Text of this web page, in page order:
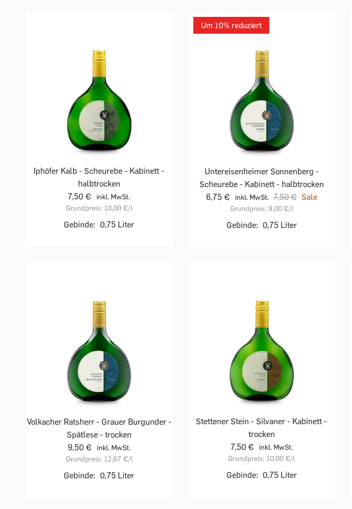
Iphöfer Kalb - Scheurebe - Kabinett -
halbtrocken
7,50 €
inkl. MwSt.
Grundpreis: 10,00 €/l
Gebinde: 0,75 Liter
Um 10% reduziert
Untereisenheimer Sonnenberg -
Scheurebe - Kabinett - halbtrocken
6,75 €
inkl. MwSt. 7,50 € Sale
Grundpreis: 9,00 €/l
Gebinde: 0,75 Liter
Volkacher Ratsherr - Grauer Burgunder -
Spätlese - trocken
9,50 €
inkl. MwSt.
Grundpreis: 12,67 €/l
Gebinde: 0,75 Liter
Stettener Stein - Silvaner - Kabinett -
trocken
7,50 €
inkl. MwSt.
Grundpreis: 10,00 €/l
Gebinde: 0,75 Liter